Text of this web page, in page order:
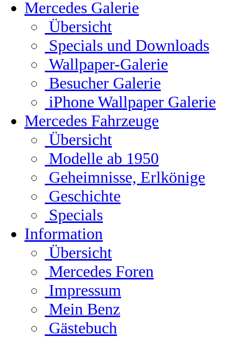
Mercedes Galerie
Übersicht
Specials und Downloads
Wallpaper-Galerie
Besucher Galerie
iPhone Wallpaper Galerie
Mercedes Fahrzeuge
Übersicht
Modelle ab 1950
Geheimnisse, Erlkönige
Geschichte
Specials
Information
Übersicht
Mercedes Foren
Impressum
Mein Benz
Gästebuch